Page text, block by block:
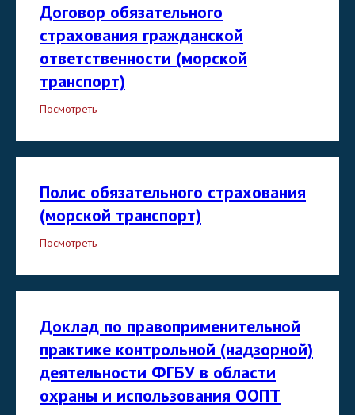
Договор обязательного
страхования гражданской
ответственности (морской
транспорт)
Посмотреть
Полис обязательного страхования
(морской транспорт)
Посмотреть
Доклад по правоприменительной
практике контрольной (надзорной)
деятельности ФГБУ в области
охраны и использования ООПТ